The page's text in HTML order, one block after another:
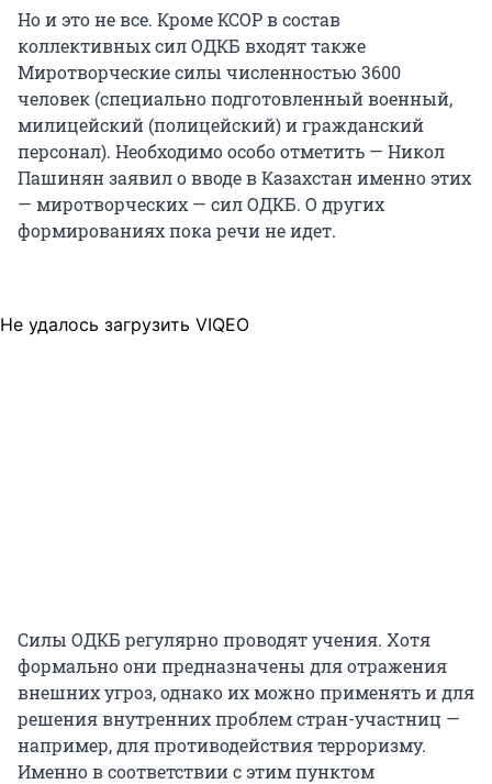
Но и это не все. Кроме КСОР в состав
коллективных сил ОДКБ входят также
Миротворческие силы численностью 3600
человек (специально подготовленный военный,
милицейский (полицейский) и гражданский
персонал). Необходимо особо отметить — Никол
Пашинян заявил о вводе в Казахстан именно этих
— миротворческих — сил ОДКБ. О других
формированиях пока речи не идет.
Не удалось загрузить VIQEO
Силы ОДКБ регулярно проводят учения. Хотя
формально они предназначены для отражения
внешних угроз, однако их можно применять и для
решения внутренних проблем стран-участниц —
например, для противодействия терроризму.
Именно в соответствии с этим пунктом